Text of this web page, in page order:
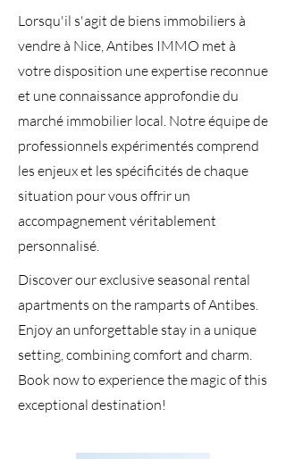
Lorsqu'il s'agit de biens immobiliers à
vendre à Nice, Antibes IMMO met à
votre disposition une expertise reconnue
et une connaissance approfondie du
marché immobilier local. Notre équipe de
professionnels expérimentés comprend
les enjeux et les spécificités de chaque
situation pour vous offrir un
accompagnement véritablement
personnalisé.
Discover our exclusive seasonal rental
apartments on the ramparts of Antibes.
Enjoy an unforgettable stay in a unique
setting, combining comfort and charm.
Book now to experience the magic of this
exceptional destination!